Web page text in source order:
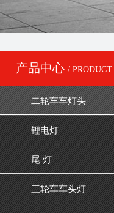
产品中心 / PRODUCT
二轮车车灯头
锂电灯
尾 灯
三轮车车头灯